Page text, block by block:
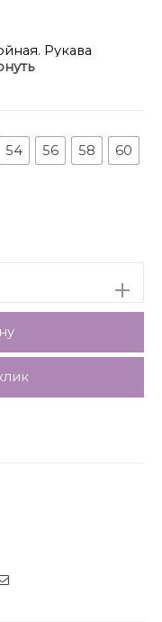
Рукава
V-образный
54 56 58 60